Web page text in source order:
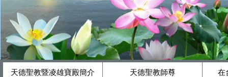
天德聖教暨凌雄寶殿簡介
天德聖教師尊
在